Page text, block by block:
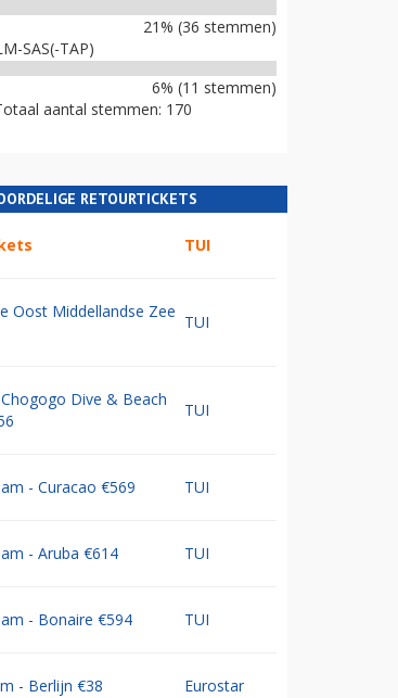
21% (36 stemmen)
SAS(-TAP)
6% (11 stemmen)
aantal stemmen: 170
RETOURTICKETS
TUI
Oost Middellandse Zee
TUI
Chogogo Dive & Beach
TUI
- Curacao €569 TUI
- Aruba €614 TUI
- Bonaire €594 TUI
- Berlijn €38 Eurostar